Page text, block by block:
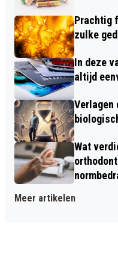
Prachtig
zulke
In deze
altijd
Verlagen
Wat
Meer artikelen